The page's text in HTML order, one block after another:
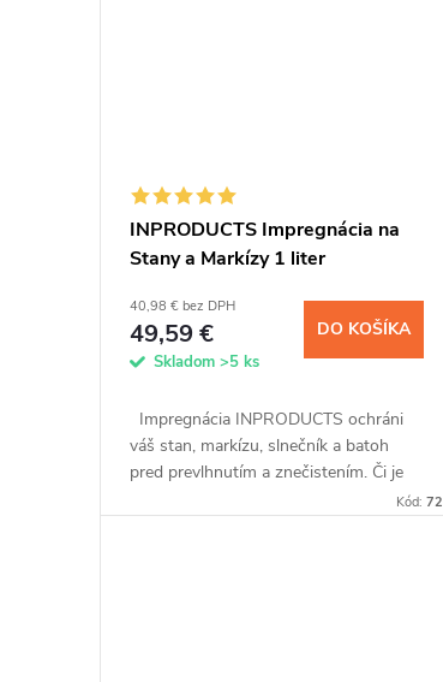
INPRODUCTS Impregnácia na
Stany a Markízy 1 liter
40,98 € bez DPH
49,59 €
Skladom >5 ks
DO KOŠÍKA
Impregnácia INPRODUCTS ochráni
váš stan, markízu, slnečník a batoh
pred prevlhnutím a znečistením. Či je
materiál z membrány, prírodnej kožeKód:72